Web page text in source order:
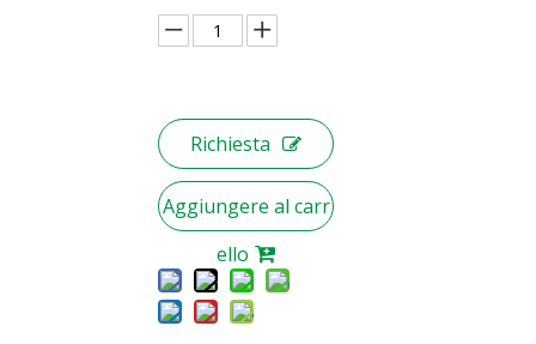
Richiesta
Aggiungere al carr
ello